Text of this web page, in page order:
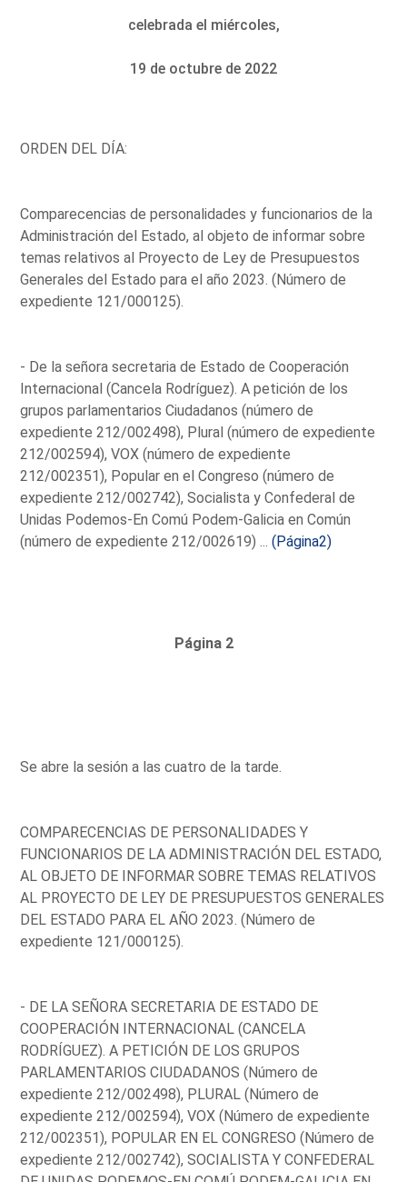
celebrada el miércoles,
19 de octubre de 2022
ORDEN DEL DÍA:
Comparecencias de personalidades y funcionarios de la
Administración del Estado, al objeto de informar sobre
temas relativos al Proyecto de Ley de Presupuestos
Generales del Estado para el año 2023. (Número de
expediente 121/000125).
- De la señora secretaria de Estado de Cooperación
Internacional (Cancela Rodríguez). A petición de los
grupos parlamentarios Ciudadanos (número de
expediente 212/002498), Plural (número de expediente
212/002594), VOX (número de expediente
212/002351), Popular en el Congreso (número de
expediente 212/002742), Socialista y Confederal de
Unidas Podemos-En Comú Podem-Galicia en Común
(número de expediente 212/002619) ...(Página2)
Página 2
Se abre la sesión a las cuatro de la tarde.
COMPARECENCIAS DE PERSONALIDADES Y
FUNCIONARIOS DE LA ADMINISTRACIÓN DEL ESTADO,
AL OBJETO DE INFORMAR SOBRE TEMAS RELATIVOS
AL PROYECTO DE LEY DE PRESUPUESTOS GENERALES
DEL ESTADO PARA EL AÑO 2023. (Número de
expediente 121/000125).
- DE LA SEÑORA SECRETARIA DE ESTADO DE
COOPERACIÓN INTERNACIONAL (CANCELA
RODRÍGUEZ). A PETICIÓN DE LOS GRUPOS
PARLAMENTARIOS CIUDADANOS (Número de
expediente 212/002498), PLURAL (Número de
expediente 212/002594), VOX (Número de expediente
212/002351), POPULAR EN EL CONGRESO (Número de
expediente 212/002742), SOCIALISTA Y CONFEDERAL